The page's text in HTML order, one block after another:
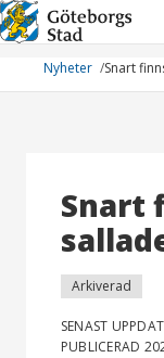
Hoppa
till
innehållNyheter Snart
Snart
Arkiverad
SENAST
PUBLICERAD